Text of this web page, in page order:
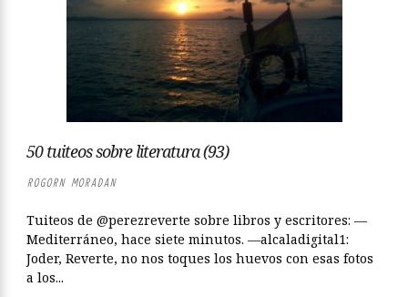
50 tuiteos sobre literatura (93)
ROGORN MORADAN
Tuiteos de @perezreverte sobre libros y escritores: —
Mediterráneo, hace siete minutos. —alcaladigital1:
Joder, Reverte, no nos toques los huevos con esas fotos
a los...